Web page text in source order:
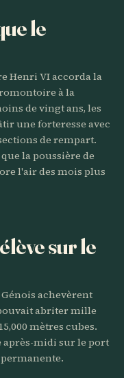
le
Henri VI accorda la
à la
de vingt ans, les
une forteresse avec
de rempart.
la poussière de
l'air des mois plus
sur le
achevèrent
abriter mille
mètres cubes.
après-midi sur le port